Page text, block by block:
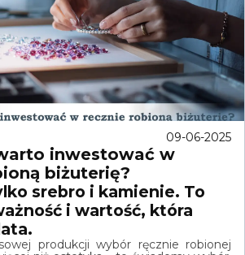
09-06-2025
inwestować w
biżuterię?
srebro i kamienie. To
i wartość, która
produkcji wybór ręcznie robionej